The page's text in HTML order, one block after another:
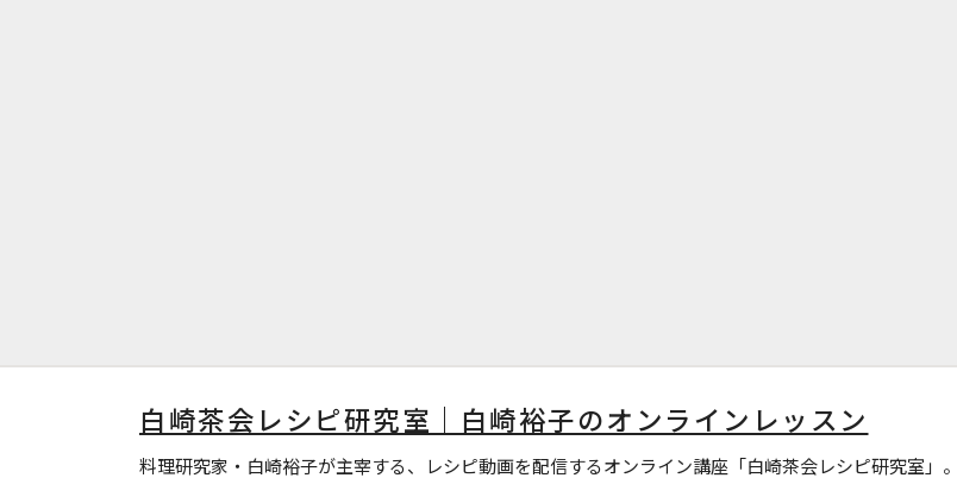
白崎茶会レシピ研究室｜白崎裕子のオンラインレッスン
料理研究家・白崎裕子が主宰する、レシピ動画を配信するオンライン講座「白崎茶会レシピ研究室